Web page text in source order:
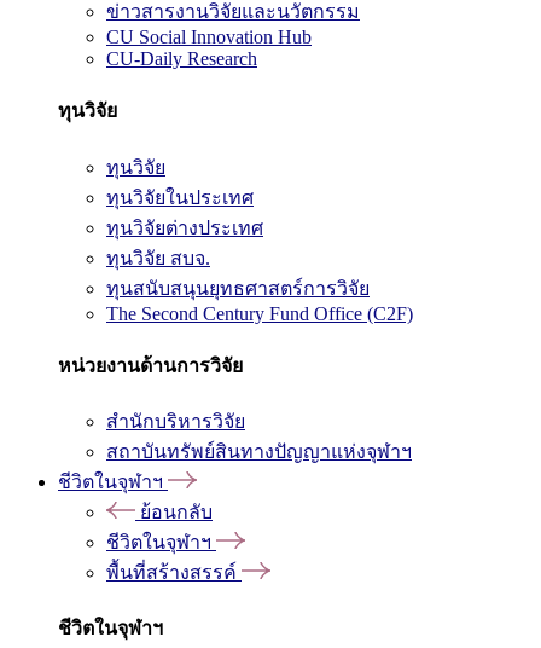
ข่าวสารงานวิจัยและนวัตกรรม
CU Social Innovation Hub
CU-Daily Research
ทุนวิจัย
ทุนวิจัย
ทุนวิจัยในประเทศ
ทุนวิจัยต่างประเทศ
ทุนวิจัย สบจ.
ทุนสนับสนุนยุทธศาสตร์การวิจัย
The Second Century Fund Office (C2F)
หน่วยงานด้านการวิจัย
สำนักบริหารวิจัย
สถาบันทรัพย์สินทางปัญญาแห่งจุฬาฯ
ชีวิตในจุฬาฯ
ย้อนกลับ
ชีวิตในจุฬาฯ
พื้นที่สร้างสรรค์
ชีวิตในจุฬาฯ